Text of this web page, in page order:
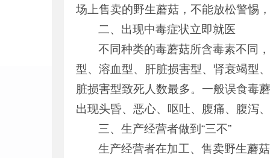
场上售卖的野生蘑菇，不能放松警惕
二、出现中毒症状立即就医
不同种类的毒蘑菇所含毒素不同
型、溶血型、肝脏损害型、肾衰竭型
脏损害型致死人数最多。一般误食毒
出现头昏、恶心、呕吐、腹痛、腹泻
三、生产经营者做到“三不”
生产经营者在加工、售卖野生蘑